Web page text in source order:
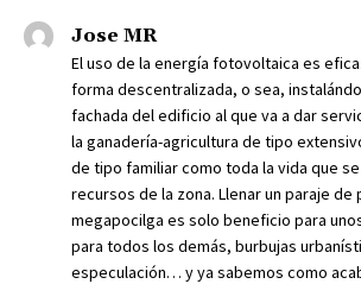
Jose MR
El uso de la energía fotovoltaica es
forma descentralizada, o sea,
fachada del edificio al que va a dar
la ganadería-agricultura de tipo
de tipo familiar como toda la vida que
recursos de la zona. Llenar un paraje de
megapocilga es solo beneficio para
para todos los demás, burbujas
especulación… y ya sabemos como